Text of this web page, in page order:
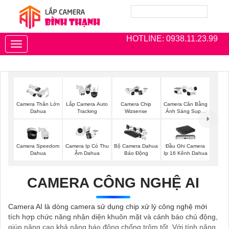
HOTLINE: 0938.11.23.99
Toggle
navigation
Camera Thân Lớn
Dahua
Lắp Camera Auto
Tracking
Camera Chip
Wizsense
Camera Cân Bằng
Ánh Sáng Super
Camera Speedom
Dahua
Camera Ip Có Thu
Ậm Dahua
Bộ Camera Dahua
Báo Động
Đầu Ghi Camera
Ip 16 Kênh Dahua
CAMERA CÔNG NGHỆ AI
Camera AI là dòng camera sử dụng chip xử lý công nghệ mới
tích hợp chức năng nhận diện khuôn mặt và cảnh báo chủ động,
giúp nâng cao khả năng báo động chống trộm tốt. Với tính năng